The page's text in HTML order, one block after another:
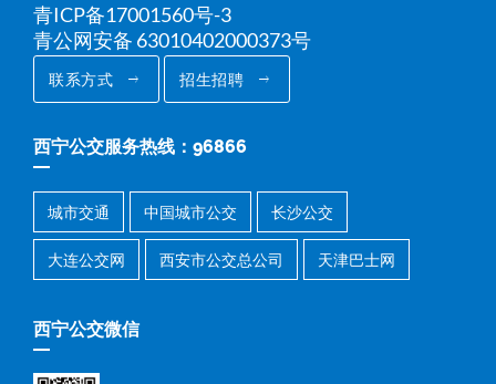
青ICP备17001560号-3
青公网安备 63010402000373号
联系方式 招生招聘
西宁公交服务热线：96866
城市交通 中国城市公交 长沙公交
大连公交网 西安市公交总公司 天津巴士网
西宁公交微信